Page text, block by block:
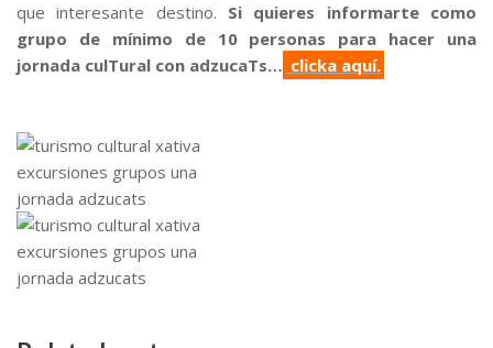
que interesante destino. Si quieres informarte como
grupo de mínimo de 10 personas para hacer una
jornada culTural con adzucaTs… clicka aquí.